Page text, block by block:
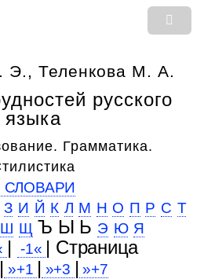
Э., Теленкова М. А.
русского
языка
Грамматика.
З И Й К Л М Н О П Р С Т
Ш Щ Ъ Ы Ь Э Ю Я
| -1« | Cтраница
»+1 | »+3 | »+7